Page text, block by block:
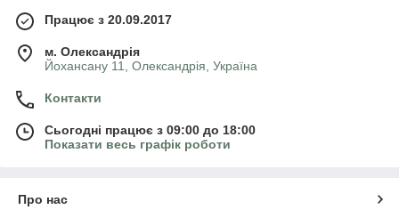
Працює з 20.09.2017
м. Олександрія
Йохансану 11, Олександрія, Україна
Контакти
Сьогодні працює з 09:00 до 18:00
Показати весь графік роботи
Про нас